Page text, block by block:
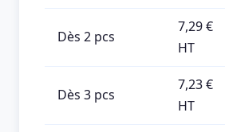
Dès 2 pcs
7,29 €
HT
Dès 3 pcs
7,23 €
HT